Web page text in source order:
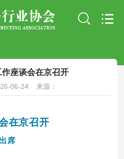
座谈会在京召开
06-24 来源：
在京召开
席